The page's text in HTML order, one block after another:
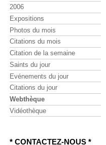
2006
Expositions
Photos du mois
Citations du mois
Citation de la semaine
Saints du jour
Evénements du jour
Citations du jour
Webthèque
Vidéothèque
* CONTACTEZ-NOUS *